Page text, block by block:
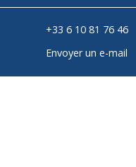
+33 6 10 81 76 46
Envoyer un e-mail